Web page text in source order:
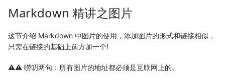
Markdown 精讲之图片
这节介绍 Markdown 中图片的使用，添加图片的形式和链接相似，
只需在链接的基础上前方加一个!
⚠⚠ 唠叨两句：所有图片的地址都必须是互联网上的。